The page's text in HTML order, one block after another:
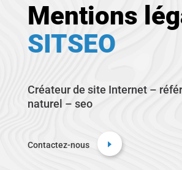
Mentions
SITSEO
Créateur de site Internet –
naturel – seo
Contactez-nous